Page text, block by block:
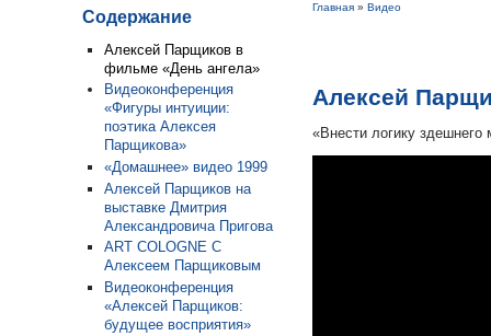
Содержание
Алексей Парщиков в
фильме «День ангела»
Видеоконференция
«Фигуры интуиции:
поэтика Алексея
Парщикова»
«Домашнее» видео 1999
Алексей Парщиков на
выставке Дмитрия
Александровича Пригова
ART COLOGNE С
Алексеем Парщиковым
Видеоконференция
«Алексей Парщиков:
будущее восприятия»
Главная » Видео
Алексей
«Внести логику здешнего